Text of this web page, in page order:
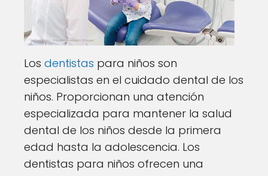
Los dentistas para niños son
especialistas en el cuidado dental de los
niños. Proporcionan una atención
especializada para mantener la salud
dental de los niños desde la primera
edad hasta la adolescencia. Los
dentistas para niños ofrecen una